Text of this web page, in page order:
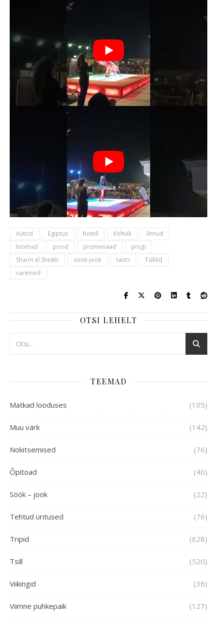
Autod Egiptus hotell Kohvik
linnud
loomad
pood promenaad
prügi
Sharm el Sheikh
söök-jook tants
Tsiklid
varemed
OTSI LEHELT
TEEMAD
Matkad looduses (105)
Muu värk (142)
Nokitsemised (76)
Õpitoad (40)
Söök – jook (22)
Tehtud üritused (76)
Tripid (628)
Tsill (520)
Viikingid (36)
Viimne puhkepaik (127)